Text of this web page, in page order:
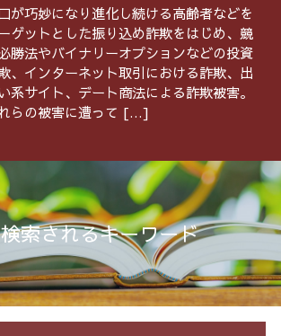
が巧妙になり進化し続ける高齢者などを
ゲットとした振り込め詐欺をはじめ、競
勝法やバイナリーオプションなどの投資
、インターネット取引における詐欺、出
系サイト、デート商法による詐欺被害。
らの被害に遭って […]
索されるキーワード